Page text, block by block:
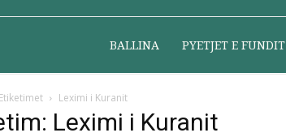
BALLINA PYETJET E FUNDIT
Etiketimet Leximi i Kuranit
Leximi i Kuranit